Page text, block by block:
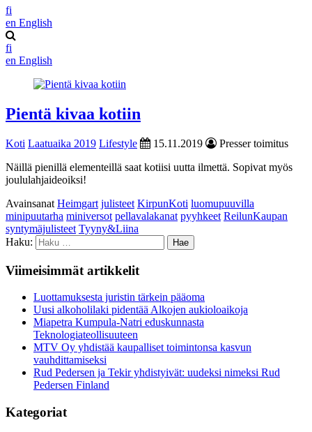
fi
en English
fi
en English
Pientä kivaa kotiin
Koti Laatuaika 2019 Lifestyle 15.11.2019
Presser toimitus
Näillä pienillä elementeillä saat kotiisi uutta ilmettä. Sopivat myös
joululahjaideoiksi!
Avainsanat Heimgart julisteet KirpunKoti luomupuuvilla
minipuutarha miniversot pellavalakanat pyyhkeet ReilunKaupan
syntymäjulisteet Tyyny&Liina
Haku:
Viimeisimmät artikkelit
Luottamuksesta juristin tärkein pääoma
Uusi alkoholilaki pidentää Alkojen aukioloaikoja
Miapetra Kumpula-Natri eduskunnasta
Teknologiateollisuuteen
MTV Oy yhdistää kaupalliset toimintonsa kasvun
vauhdittamiseksi
Rud Pedersen ja Tekir yhdistyivät: uudeksi nimeksi Rud
Pedersen Finland
Kategoriat